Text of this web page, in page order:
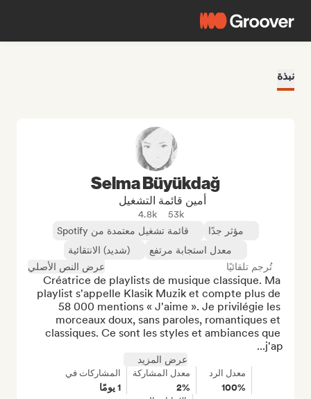
نبذة
Selma Büyükdağ
أمين قائمة التشغيل
53k
4.8k
مؤثر جدًا
قائمة تشغيل معتمدة من Spotify
معدل استجابة مرتفع
(شديد) الانتقائية
تُرجم تلقائيًا
عرض النص الأصلي
Créatrice de playlists de musique classique. Ma
playlist s'appelle Klasik Muzik et compte plus de
58 000 mentions « J'aime ». Je privilégie les
morceaux doux, sans paroles, romantiques et
classiques. Ce sont les styles et ambiances que
j'ap...
عرض المزيد
معدل الرد
100%
معدل المشاركة
2%
المشاركات في
1 يومًا